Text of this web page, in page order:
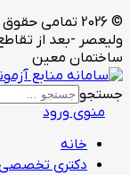
© 2026 تمامی
ساختمان معین
جستجو
منوی ورود
خانه
دکتری